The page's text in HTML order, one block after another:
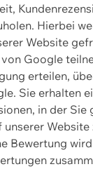
Hierbei
Website
Google
erteilen,
Sie erhalten
in der Sie
Website
Bewertung